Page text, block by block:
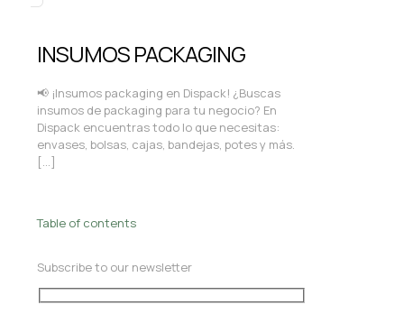
INSUMOS PACKAGING
📢 ¡Insumos packaging en Dispack! ¿Buscas
insumos de packaging para tu negocio? En
Dispack encuentras todo lo que necesitas:
envases, bolsas, cajas, bandejas, potes y más.
[…]
Table of contents
Subscribe to our newsletter